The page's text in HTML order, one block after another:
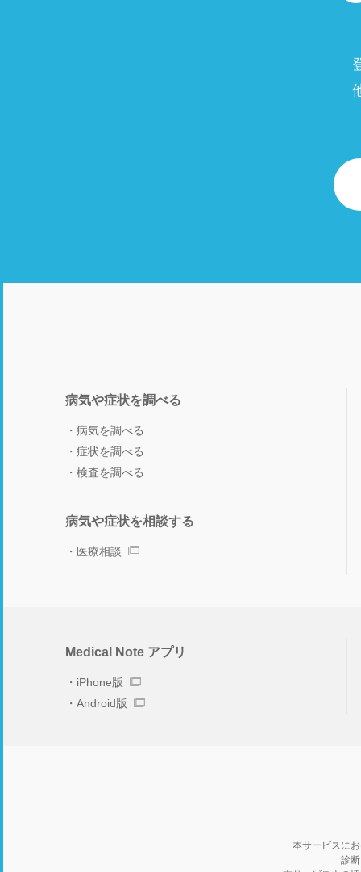
病気や症状を調べる
病気を調べる
症状を調べる
検査を調べる
病気や症状を相談する
医療相談
Medical Note アプリ
iPhone版
Android版
本サービスに
診